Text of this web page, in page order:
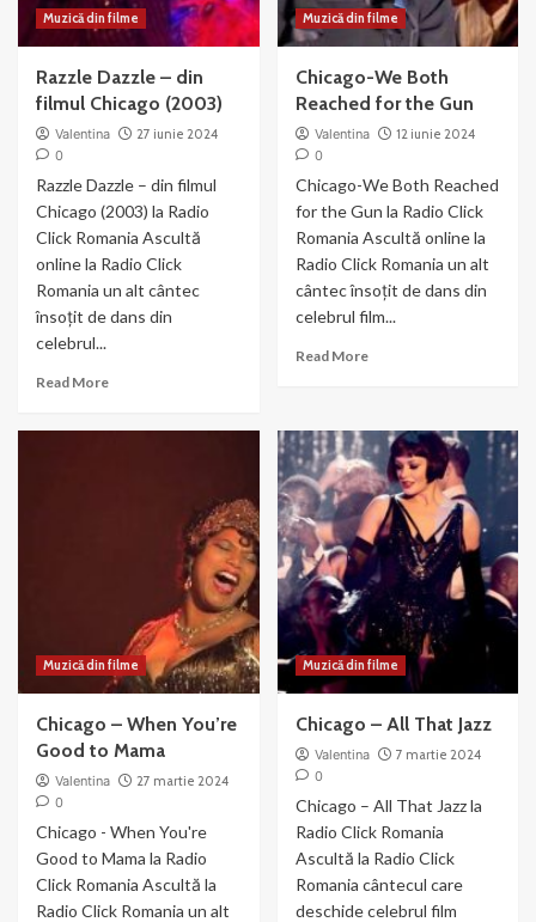
Muzică din filme
Razzle Dazzle – din
filmul Chicago (2003)
Valentina
27 iunie 2024
0
Razzle Dazzle – din filmul
Chicago (2003) la Radio
Click Romania Ascultă
online la Radio Click
Romania un alt cântec
însoțit de dans din
celebrul...
Read MoreRead
Muzică din filme
Chicago-We Both
Reached for the Gun
Valentina
12 iunie 2024
0
Chicago-We Both Reached
for the Gun la Radio Click
Romania Ascultă online la
Radio Click Romania un alt
cântec însoțit de dans din
celebrul film...
Read MoreRead
We
Both
Reached
for
the
Gun
Muzică din filme
Chicago – When You’re
Good to Mama
Valentina
27 martie 2024
0
Chicago - When You're
Good to Mama la Radio
Click Romania Ascultă la
Radio Click Romania un alt
Muzică din filme
Chicago – All That Jazz
Valentina
7 martie 2024
0
Chicago – All That Jazz la
Radio Click Romania
Ascultă la Radio Click
Romania cântecul care
deschide celebrul film